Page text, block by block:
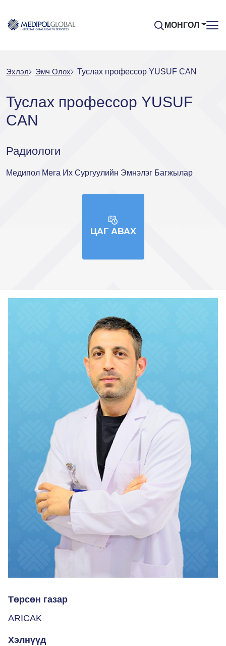
МОНГОЛ
Эхлэл Эмч Oлох Туслах профессор YUSUF CAN
Туслах профессор YUSUF
CAN
Радиологи
Медипол Мега Их Сургуулийн Эмнэлэг Багжылар
ЦАГ АВАХ
Төрсөн газар
ARICAK
Хэлнүүд